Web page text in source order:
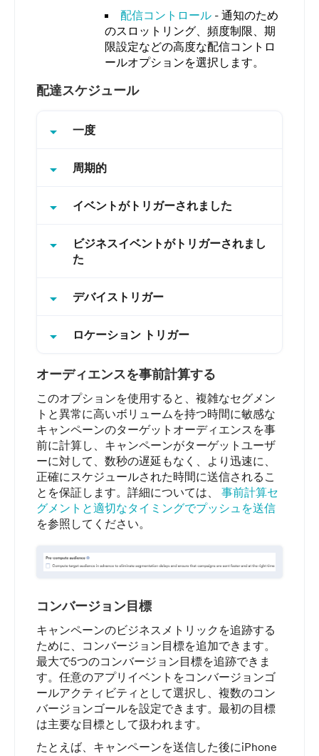
配信コントロール - 通知のため
のスロットリング、頻度制限、期
限設定などの高度な配信コントロ
ールオプションを選択します。
配達スケジュール
arrow_drop_down 一度
arrow_drop_down 周期的
arrow_drop_down イベントがトリガーされました
arrow_drop_down
ビジネスイベントがトリガーされまし
た
arrow_drop_down デバイストリガー
arrow_drop_down ロケーション トリガー
オーディエンスを事前計算する
このオプションを使用すると、複雑なセグメン
トと異常に高いボリュームを持つ時間に敏感な
キャンペーンのターゲットオーディエンスを事
前に計算し、キャンペーンがターゲットユーザ
ーに対して、数秒の遅延もなく、より迅速に、
正確にスケジュールされた時間に送信されるこ
とを保証します。詳細については、 事前計算セ
グメントと適切なタイミングでプッシュを送信
を参照してください。
コンバージョン目標
キャンペーンのビジネスメトリックを追跡する
ために、コンバージョン目標を追加できます。
最大で5つのコンバージョン目標を追跡できま
す。任意のアプリイベントをコンバージョンゴ
ールアクティビティとして選択し、複数のコン
バージョンゴールを設定できます。最初の目標
は主要な目標として扱われます。
たとえば、キャンペーンを送信した後にiPhone